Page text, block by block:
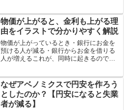
か？ますば、普通の状況から見ていきま
す。普通の金利まずは、普...
物価が上がると、金利も上がる理
由をイラストで分かりやすく解説
物価が上がっているとき・銀行にお金を
預ける人が減る・銀行からお金を借りる
人が増えるこれが、同時に起きるので、
る物価がどんどん上がっているときは、
早く買い物をしないとソン...
なぜアベノミクスで円安を作ろう
としたのか？【円安になると失業
者が減る】